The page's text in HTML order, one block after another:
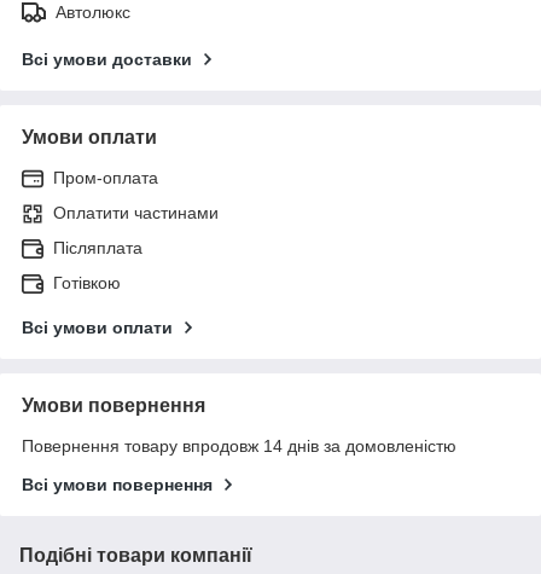
Автолюкс
Всі умови доставки
Умови оплати
Пром-оплата
Оплатити частинами
Післяплата
Готівкою
Всі умови оплати
Умови повернення
Повернення товару впродовж 14 днів за домовленістю
Всі умови повернення
Подібні товари компанії